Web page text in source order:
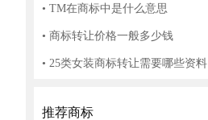
• TM在商标中是什么意思
• 商标转让价格一般多少钱
• 25类女装商标转让需要哪些资料
推荐商标